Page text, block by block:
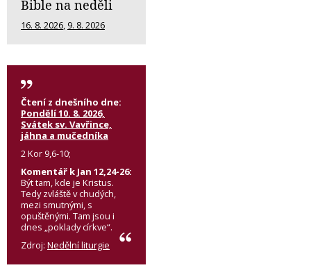
Bible na neděli
16. 8. 2026, 9. 8. 2026
Čtení z dnešního dne:
Pondělí 10. 8. 2026,
Svátek sv. Vavřince,
jáhna a mučedníka
2 Kor 9,6-10;
Komentář k Jan 12,24-26:
Být tam, kde je Kristus.
Tedy zvláště v chudých,
mezi smutnými, s
opuštěnými. Tam jsou i
dnes „poklady církve“.
Zdroj: Nedělní liturgie